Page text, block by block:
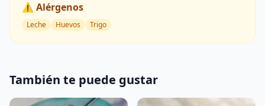
⚠️ Alérgenos
Leche Huevos Trigo
También te puede gustar